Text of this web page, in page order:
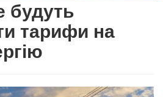
будуть
тарифи на